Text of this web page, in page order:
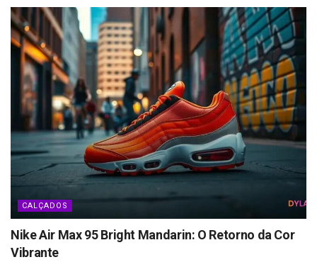
CALÇADOS
Nike Air Max 95 Bright Mandarin: O Retorno da Cor
Vibrante